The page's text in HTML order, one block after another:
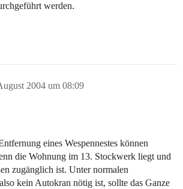
werden.
2004 um 08:09
eines Wespennestes können
die Wohnung im 13. Stockwerk liegt und
zugänglich ist. Unter normalen
kein Autokran nötig ist, sollte das Ganze